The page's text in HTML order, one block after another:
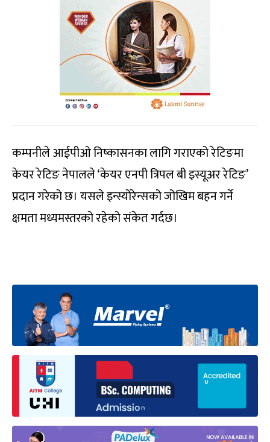
कम्पनीले आईपीओ निष्कासनका लागि गराएको रेटिङमा
केयर रेटिङ नेपालले ‘केयर एनपी त्रिपल बी इस्यूअर रेटिङ’
प्रदान गरेको छ। यसले इन्स्योरेन्सको जोखिम बहन गर्ने
क्षमता मध्यमस्तरको रहेको संकेत गर्दछ।